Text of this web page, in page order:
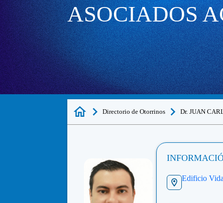
ASOCIADOS
Directorio de Otorrinos Dr. JUAN
Edificio